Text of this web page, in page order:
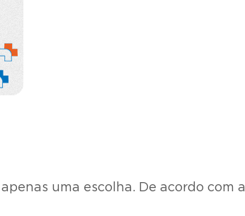
uma escolha. De acordo com a